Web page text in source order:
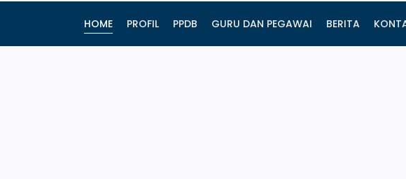
HOME PROFIL PPDB GURU DAN PEGAWAI BERITA